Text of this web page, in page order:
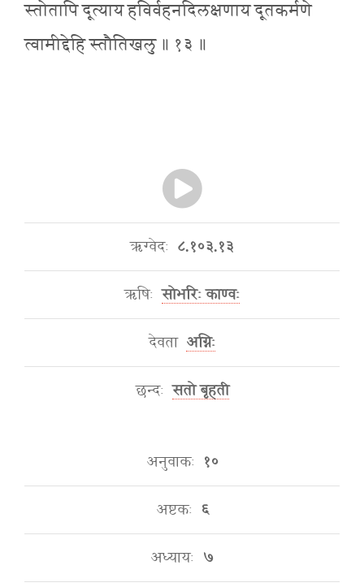
स्तोतापि दूत्याय हविर्वहनदिलक्षणाय दूतकर्मणे
त्वामीद्देहि स्तौतिखलु ॥ १३ ॥
ऋग्वेदः ८.१०३.१३
ऋषिः सोभरिः काण्वः
देवता अग्निः
छन्दः सतो बृहती
अनुवाकः १०
अष्टकः ६
अध्यायः ७